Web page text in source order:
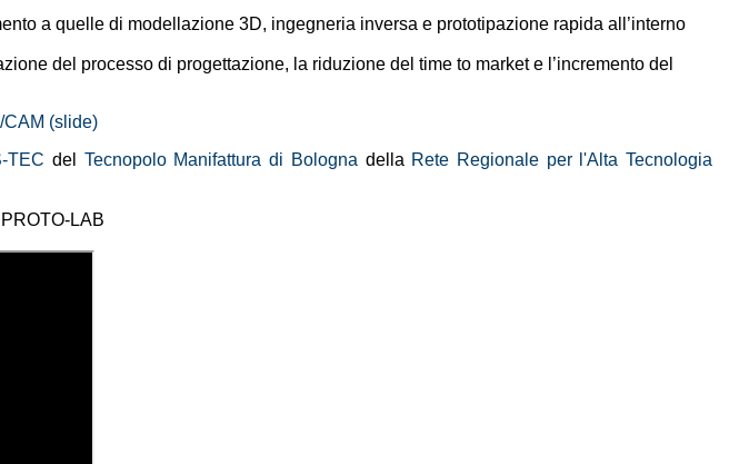
a quelle di modellazione 3D, ingegneria inversa e prototipazione rapida all’interno
del processo di progettazione, la riduzione del time to market e l’incremento del
CAM (slide)
TEC del Tecnopolo Manifattura di Bologna della Rete Regionale per l'Alta Tecnologia
LAB